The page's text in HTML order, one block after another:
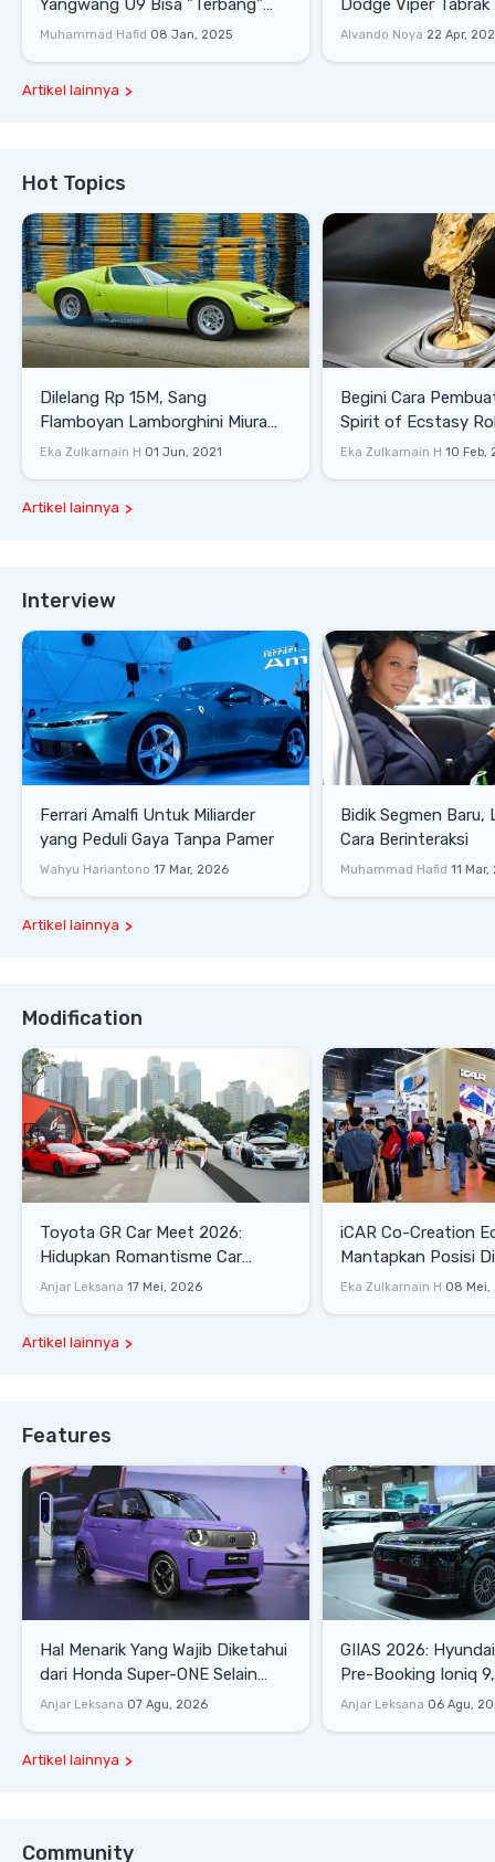
Yangwang U9 Bisa "Terbang"
Lewati Rintangan
Muhammad Hafid 08 Jan, 2025
Dodge Viper Tabrak
Saat Burnout
Alvando Noya 22 Apr,
Artikel lainnya
Hot Topics
Dilelang Rp 15M, Sang
Flamboyan Lamborghini Miura
P400 S
Eka Zulkarnain H 01 Jun, 2021
Begini Cara
Spirit of Ecstasy
Eka Zulkarnain H 10 Feb,
Artikel lainnya
Interview
Ferrari Amalfi Untuk Miliarder
yang Peduli Gaya Tanpa Pamer
Wahyu Hariantono 17 Mar, 2026
Bidik Segmen Baru,
Cara Berinteraksi
Muhammad Hafid 11
Artikel lainnya
Modification
Toyota GR Car Meet 2026:
Hidupkan Romantisme Car
Culture Era 90-an
Anjar Leksana 17 Mei, 2026
iCAR Co-Creation
Mantapkan Posisi
Gaya Hidup
Eka Zulkarnain H 08 Mei,
Artikel lainnya
Features
Hal Menarik Yang Wajib Diketahui
dari Honda Super-ONE Selain
Harga
Anjar Leksana 07 Agu, 2026
GIIAS 2026:
Pre-Booking Ioniq
Rp1,49 Miliar
Anjar Leksana 06 Agu,
Artikel lainnya
Community